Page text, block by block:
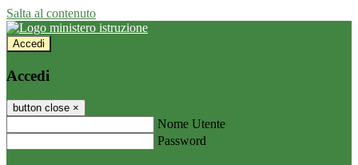
Salta al contenuto
Accedi
Accedi
button close ×
Nome Utente
Password